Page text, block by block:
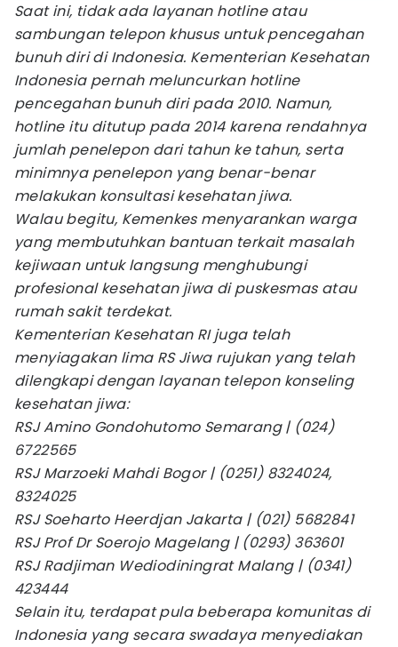
Saat ini, tidak ada layanan hotline atau
sambungan telepon khusus untuk pencegahan
bunuh diri di Indonesia. Kementerian Kesehatan
Indonesia pernah meluncurkan hotline
pencegahan bunuh diri pada 2010. Namun,
hotline itu ditutup pada 2014 karena rendahnya
jumlah penelepon dari tahun ke tahun, serta
minimnya penelepon yang benar-benar
melakukan konsultasi kesehatan jiwa.
Walau begitu, Kemenkes menyarankan warga
yang membutuhkan bantuan terkait masalah
kejiwaan untuk langsung menghubungi
profesional kesehatan jiwa di puskesmas atau
rumah sakit terdekat.
Kementerian Kesehatan RI juga telah
menyiagakan lima RS Jiwa rujukan yang telah
dilengkapi dengan layanan telepon konseling
kesehatan jiwa:
RSJ Amino Gondohutomo Semarang | (024)
6722565
RSJ Marzoeki Mahdi Bogor | (0251) 8324024,
8324025
RSJ Soeharto Heerdjan Jakarta | (021) 5682841
RSJ Prof Dr Soerojo Magelang | (0293) 363601
RSJ Radjiman Wediodiningrat Malang | (0341)
423444
Selain itu, terdapat pula beberapa komunitas di
Indonesia yang secara swadaya menyediakan